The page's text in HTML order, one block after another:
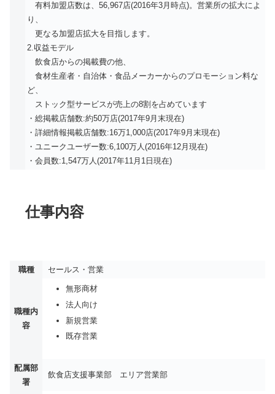
有料加盟店数は、56,967店(2016年3月時点)。営業所の拡大によ
り、
更なる加盟店拡大を目指します。
2.収益モデル
飲食店からの掲載費の他、
食材生産者・自治体・食品メーカーからのプロモーション料な
ど、
ストック型サービスが売上の8割を占めています
・総掲載店舗数:約50万店(2017年9月末現在)
・詳細情報掲載店舗数:16万1,000店(2017年9月末現在)
・ユニークユーザー数:6,100万人(2016年12月現在)
・会員数:1,547万人(2017年11月1日現在)
仕事内容
職種 セールス・営業
職種内
容
無形商材
法人向け
新規営業
既存営業
配属部
署
飲食店支援事業部 エリア営業部